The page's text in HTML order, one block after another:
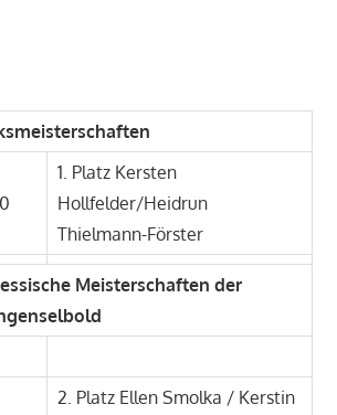
1. Platz Kersten
Hollfelder/Heidrun
Thielmann-Förster
Meisterschaften der
2. Platz Ellen Smolka / Kerstin